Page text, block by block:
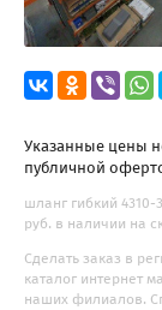
Указанные цены
публичной
шланг гибкий 4310-
руб. в наличии на
Сделать заказ в
каталог интернет
наших филиалов.